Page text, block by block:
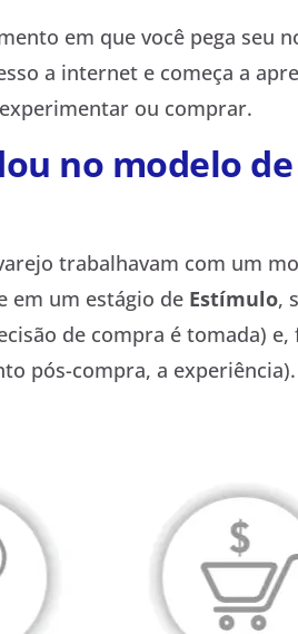
em que você pega seu
a internet e começa a
ou comprar.
no modelo
trabalhavam com um
em um estágio de Estímulo,
de compra é tomada)
pós-compra, a experiência).